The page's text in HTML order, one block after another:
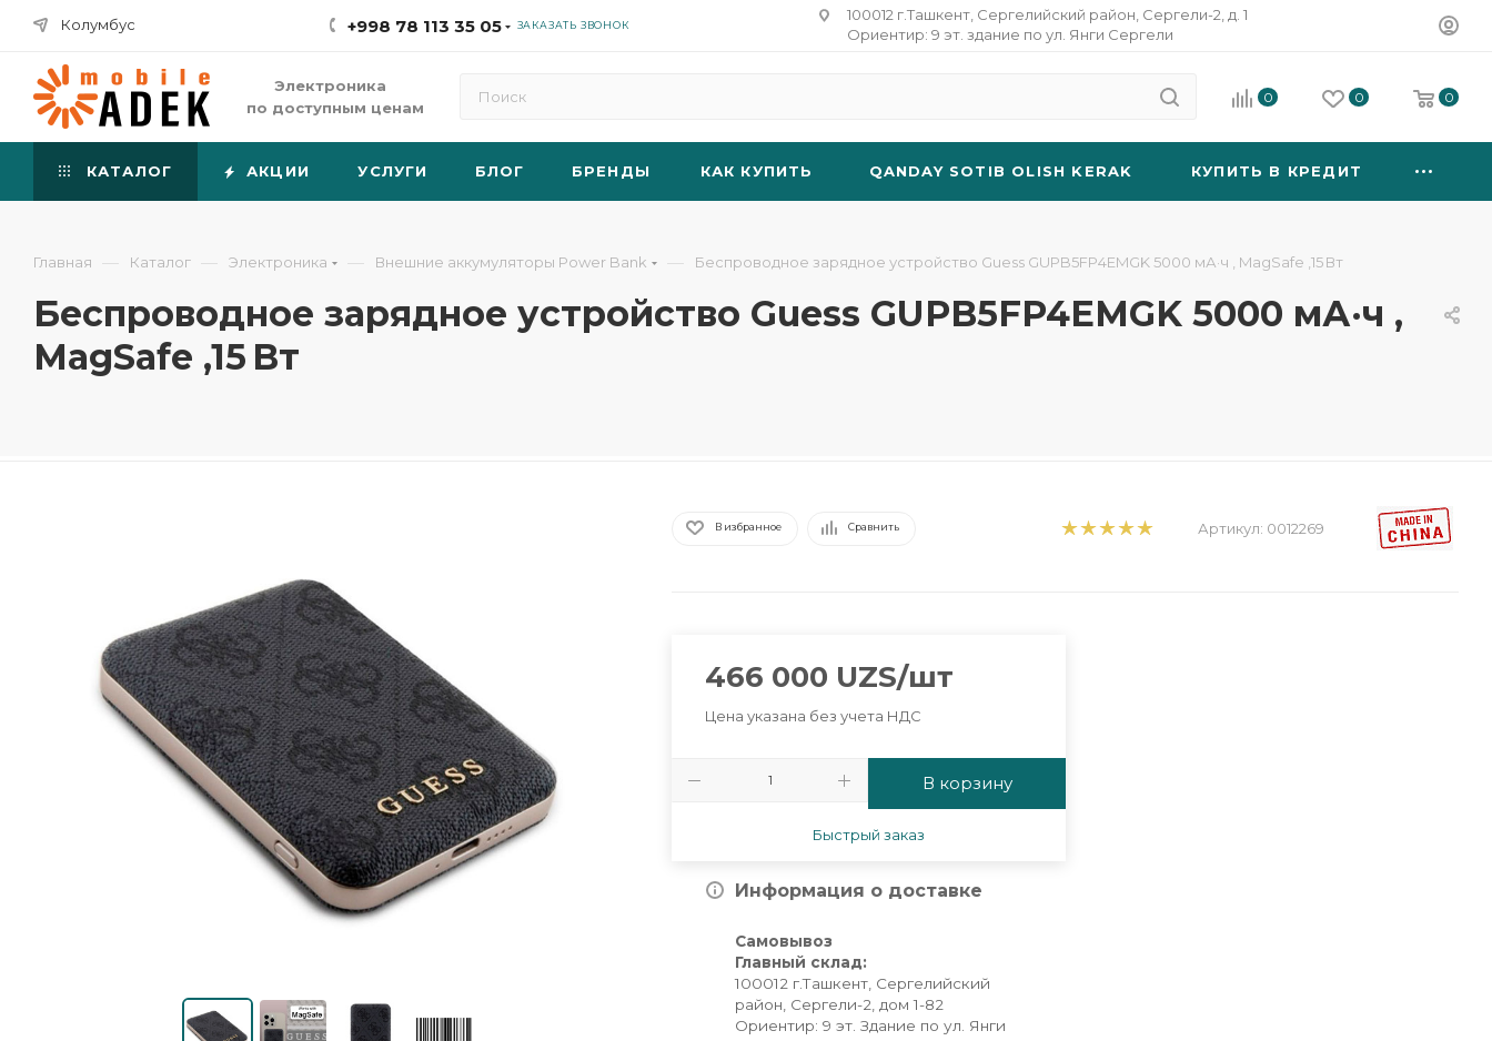
Колумбус +998 78 113 35 05 ЗАКАЗАТЬ ЗВОНОК
100012 г.Ташкент, Сергелийский район, Сергели-2, д. 1
Ориентир: 9 эт. здание по ул. Янги Сергели
Электроника
по доступным ценам
0 0 0
КАТАЛОГ АКЦИИ УСЛУГИ БЛОГ БРЕНДЫ КАК КУПИТЬ QANDAY SOTIB OLISH KERAK КУПИТЬ В КРЕДИТ
Главная — Каталог — Электроника — Внешние аккумуляторы Power Bank — Беспроводное зарядное устройство Guess GUPB5FP4EMGK 5000 мА·ч , MagSafe ,15 Вт
Беспроводное зарядное устройство Guess GUPB5FP4EMGK 5000 мА·ч ,
MagSafe ,15 Вт
В избранное Сравнить Артикул: 0012269
466 000 UZS/шт
Цена указана без учета НДС
В корзину
Быстрый заказ
Информация о доставке
Самовывоз
Главный склад:
100012 г.Ташкент, Сергелийский
район, Сергели-2, дом 1-82
Ориентир: 9 эт. Здание по ул. Янги